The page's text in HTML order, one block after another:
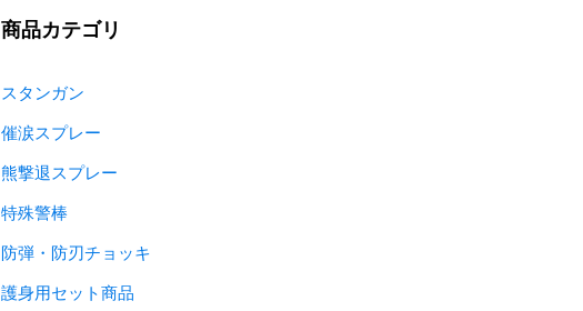
商品カテゴリ
スタンガン
催涙スプレー
熊撃退スプレー
特殊警棒
防弾・防刃チョッキ
護身用セット商品